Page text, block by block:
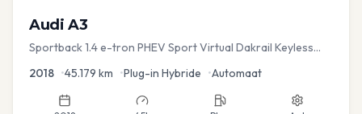
Audi A3
Sportback 1.4 e-tron PHEV Sport Virtual Dakrail Keyless
2018 •45.179 km •Plug-in Hybride •Automaat